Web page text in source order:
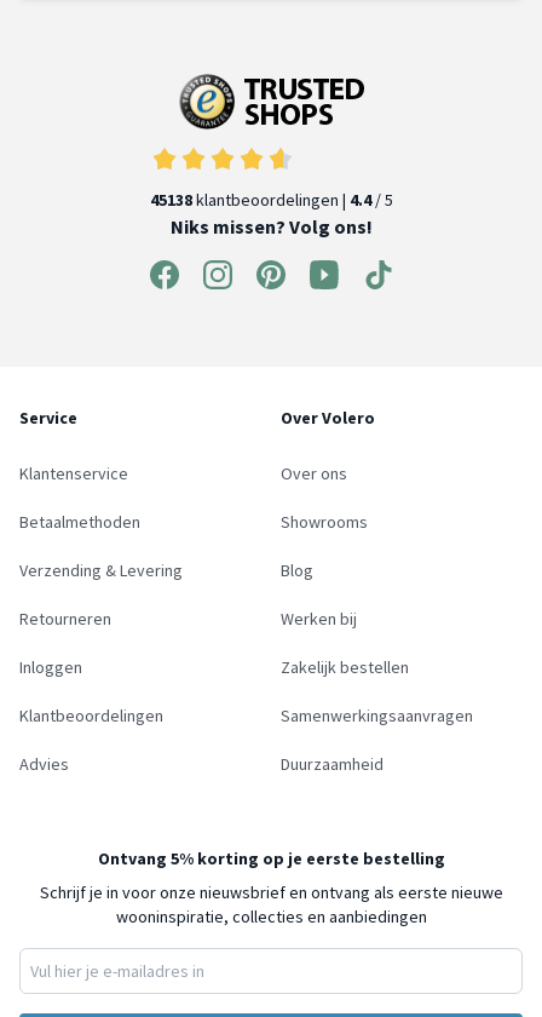
45138klantbeoordelingen | 4.4/ 5
Niks missen? Volg ons!
Service
Klantenservice
Betaalmethoden
Verzending & Levering
Retourneren
Inloggen
Klantbeoordelingen
Advies
Over Volero
Over ons
Showrooms
Blog
Werken bij
Zakelijk bestellen
Samenwerkingsaanvragen
Duurzaamheid
Ontvang 5% korting op je eerste bestelling
Schrijf je in voor onze nieuwsbrief en ontvang als eerste nieuwe
wooninspiratie, collecties en aanbiedingen